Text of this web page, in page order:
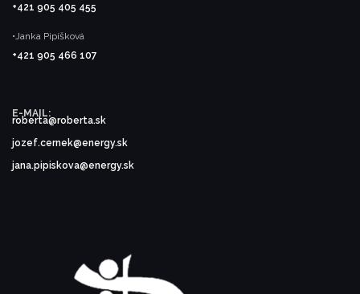
+421 905 405 455
•Janka Pipíšková
+421 905 466 107
E-MAIL:
roberta@roberta.sk
jozef.cernek@energy.sk
jana.pipiskova@energy.sk